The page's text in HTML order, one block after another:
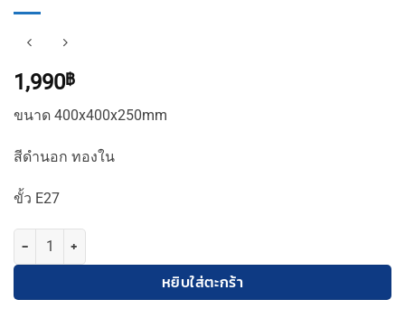
1,990฿
ขนาด 400x400x250mm
สีดำนอก ทองใน
ขั้ว E27
จำนวน TSP-1016-BG โคมไฟห้อยวินเทจ ชิ้น
หยิบใส่ตะกร้า